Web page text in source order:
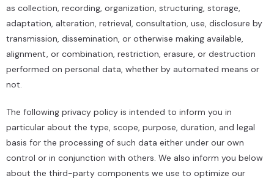
as collection, recording, organization, structuring, storage,
adaptation, alteration, retrieval, consultation, use, disclosure by
transmission, dissemination, or otherwise making available,
alignment, or combination, restriction, erasure, or destruction
performed on personal data, whether by automated means or
not.
The following privacy policy is intended to inform you in
particular about the type, scope, purpose, duration, and legal
basis for the processing of such data either under our own
control or in conjunction with others. We also inform you below
about the third-party components we use to optimize our